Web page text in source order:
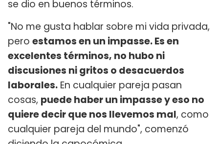
se dio en buenos términos.
"No me gusta hablar sobre mi vida privada,
pero estamos en un impasse. Es en
excelentes términos, no hubo ni
discusiones ni gritos o desacuerdos
laborales. En cualquier pareja pasan
cosas, puede haber un impasse y eso no
quiere decir que nos llevemos mal, como
cualquier pareja del mundo", comenzó